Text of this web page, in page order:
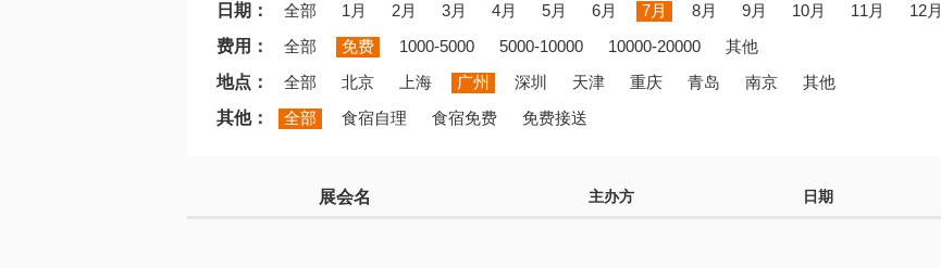
日期：
全部 1月 2月 3月 4月 5月 6月 7月 8月 9月 10月 11月
12月
费用：
全部 免费 1000-5000 5000-10000 10000-20000
其他
地点：
全部 北京 上海 广州 深圳 天津 重庆 青岛 南京
其他
其他：
全部 食宿自理 食宿免费 免费接送
展会名 主办方 日期